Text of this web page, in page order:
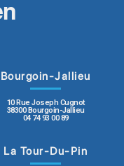
Bourgoin-Jallieu
10 Rue Joseph Cugnot
38300 Bourgoin-Jallieu
04 74 93 00 89
La Tour-Du-Pin